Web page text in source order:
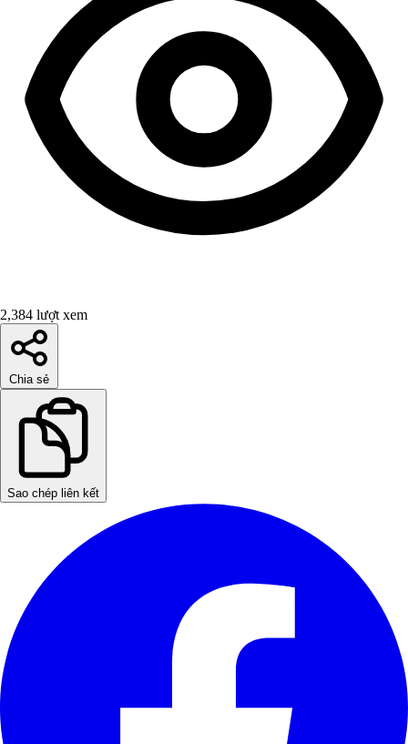
2,384 lượt xem
Chia sẻ
Sao chép liên kết